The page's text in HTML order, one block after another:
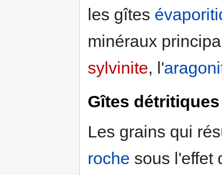
les gîtes
minéraux
sylvinite, l'
Gîtes détritiques
Les grains qui
roche sous l'effet